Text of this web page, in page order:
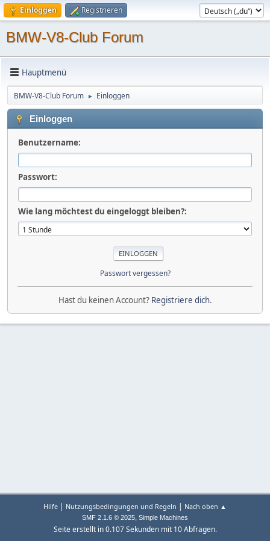
Einloggen Registrieren
BMW-V8-Club Forum
Hauptmenü
BMW-V8-Club Forum ► Einloggen
Einloggen
Benutzername:
Passwort:
Wie lang möchtest du eingeloggt bleiben?:
Passwort vergessen?
Hast du keinen Account? Registriere dich.
Hilfe | Nutzungsbedingungen und Regeln | Nach oben ▲
SMF 2.1.6 © 2025, Simple Machines
Seite erstellt in 0.107 Sekunden mit 10 Abfragen.